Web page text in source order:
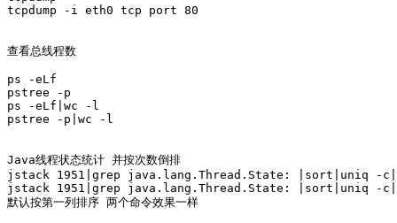
tcpdump -i eth0 tcp port 80
查看总线程数
ps -eLf
pstree -p
ps -eLf|wc -l
pstree -p|wc -l
Java线程状态统计 并按次数倒排
jstack 1951|grep java.lang.Thread.State: |sort|uniq -
jstack 1951|grep java.lang.Thread.State: |sort|uniq -
默认按第一列排序 两个命令效果一样